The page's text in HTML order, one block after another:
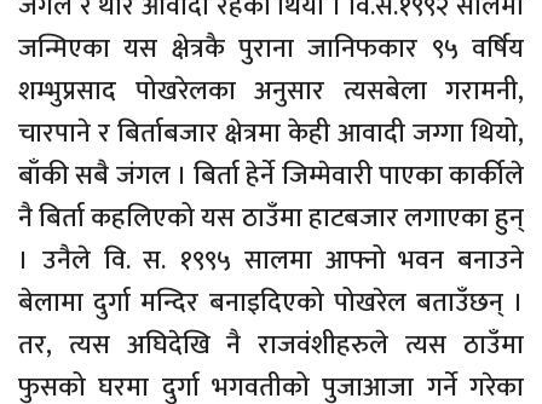
जन्मिएका यस क्षेत्रकै पुराना जानिफकार ९५ वर्षिय
शम्भुप्रसाद पोखरेलका अनुसार त्यसबेला गरामनी,
चारपाने र बिर्ताबजार क्षेत्रमा केही आवादी जग्गा थियो,
बाँकी सबै जंगल । बिर्ता हेर्ने जिम्मेवारी पाएका कार्कीले
नै बिर्ता कहलिएको यस ठाउँमा हाटबजार लगाएका हुन्
। उनैले वि. स. १९९५ सालमा आफ्नो भवन बनाउने
बेलामा दुर्गा मन्दिर बनाइदिएको पोखरेल बताउँछन् ।
तर, त्यस अघिदेखि नै राजवंशीहरुले त्यस ठाउँमा
फुसको घरमा दुर्गा भगवतीको पुजाआजा गर्ने गरेका